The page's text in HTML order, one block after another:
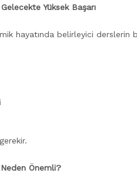
Yüksek Başarı
hayatında belirleyici derslerin
Önemli?